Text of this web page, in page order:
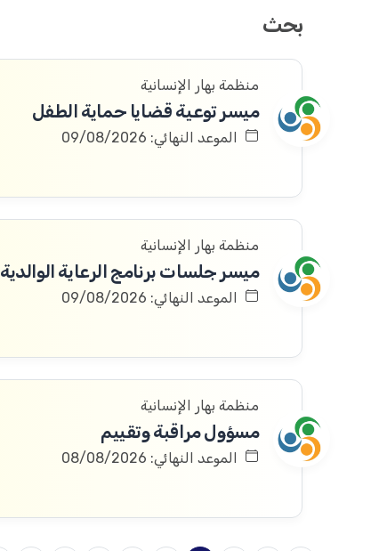
بحث
منظمة بهار الإنسانية
ميسر توعية قضايا حماية الطفل
الموعد النهائي: 09/08/2026
منظمة بهار الإنسانية
ميسر جلسات برنامج الرعاية الوالدية
الموعد النهائي: 09/08/2026
منظمة بهار الإنسانية
مسؤول مراقبة وتقييم
الموعد النهائي: 08/08/2026